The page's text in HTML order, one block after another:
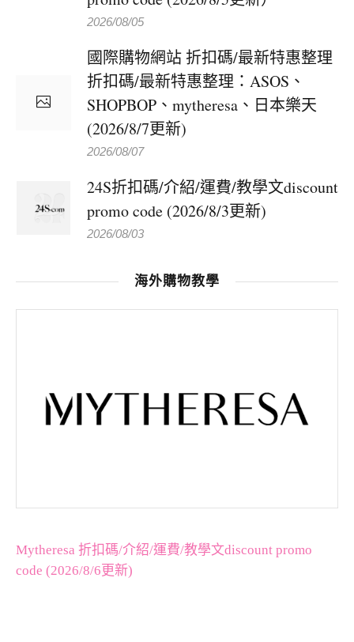
2026/08/05
國際購物網站 折扣碼/最新特惠整理
折扣碼/最新特惠整理：ASOS、
SHOPBOP、mytheresa、日本樂天
(2026/8/7更新)
2026/08/07
24S折扣碼/介紹/運費/教學文discount
promo code (2026/8/3更新)
2026/08/03
海外購物教學
Mytheresa 折扣碼/介紹/運費/教學文discount promo
code (2026/8/6更新)